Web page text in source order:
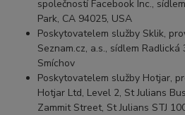
společností Facebook Inc.,
Park, CA 94025, USA
Poskytovatelem služby Sklik,
Seznam.cz, a.s., sídlem
Smíchov
Poskytovatelem služby Hotjar,
Hotjar Ltd, Level 2, St Julians
Zammit Street, St Julians STJ